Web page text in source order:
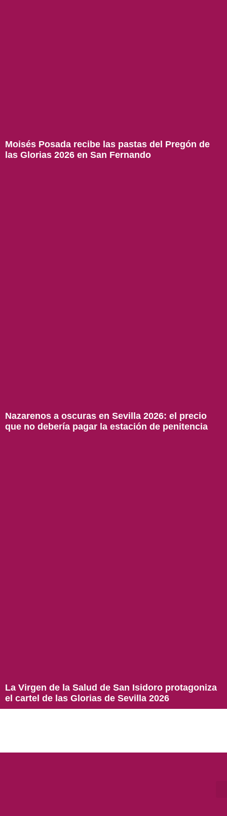
Moisés Posada recibe las pastas del Pregón de
las Glorias 2026 en San Fernando
Nazarenos a oscuras en Sevilla 2026: el precio
que no debería pagar la estación de penitencia
La Virgen de la Salud de San Isidoro protagoniza
el cartel de las Glorias de Sevilla 2026